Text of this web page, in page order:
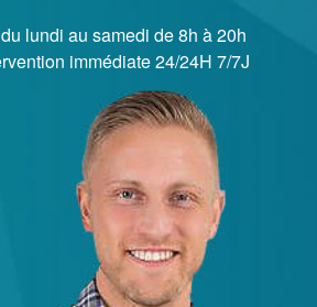
du lundi au samedi de 8h à 20h
immédiate 24/24H 7/7J